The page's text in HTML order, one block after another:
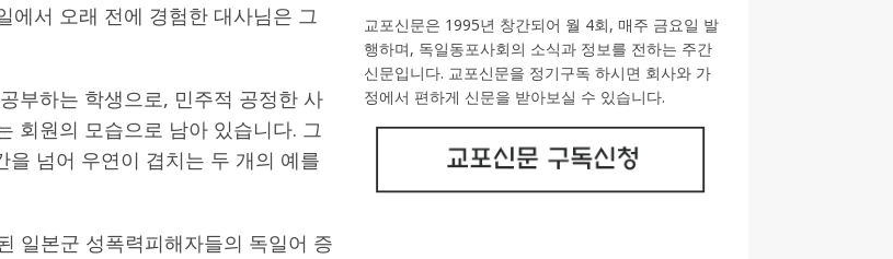
에서 오래 전에 경험한 대사님은 그
부하는 학생으로, 민주적 공정한 사
회원의 모습으로 남아 있습니다. 그
넘어 우연이 겹치는 두 개의 예를
일본군 성폭력피해자들의 독일어 증
교포신문은 1995년 창간되어 월 4회, 매주 금요일 발
행하며, 독일동포사회의 소식과 정보를 전하는 주간
신문입니다. 교포신문을 정기구독 하시면 회사와 가
정에서 편하게 신문을 받아보실 수 있습니다.